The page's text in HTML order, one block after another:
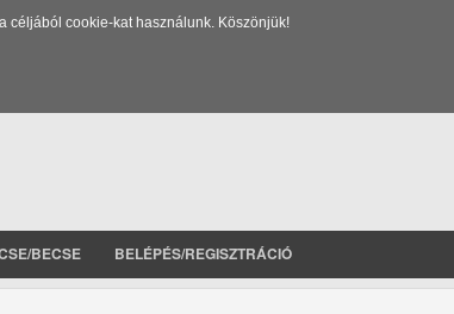
céljából cookie-kat használunk. Köszönjük!
BECSE BELÉPÉS/REGISZTRÁCIÓ